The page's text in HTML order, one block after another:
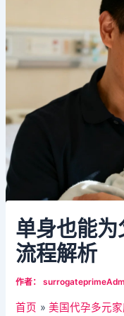
单身也能
流程解析
作者：
首页
美国代孕多元